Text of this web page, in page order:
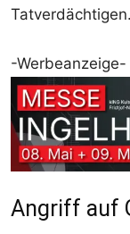
Tatverdächtigen.
-Werbeanzeige-
Angriff auf